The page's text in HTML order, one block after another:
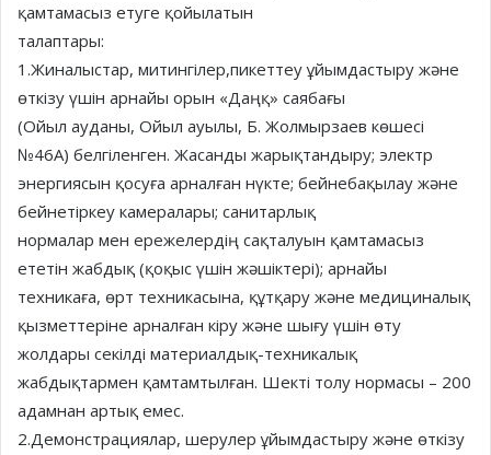
қамтамасыз етуге қойылатын
талаптары:
1.Жиналыстар, митингілер,пикеттеу ұйымдастыру және
өткізу үшін арнайы орын «Даңқ» саябағы
(Ойыл ауданы, Ойыл ауылы, Б. Жолмырзаев көшесі
№46А) белгіленген. Жасанды жарықтандыру; электр
энергиясын қосуға арналған нүкте; бейнебақылау және
бейнетіркеу камералары; санитарлық
нормалар мен ережелердің сақталуын қамтамасыз
ететін жабдық (қоқыс үшін жәшіктері); арнайы
техникаға, өрт техникасына, құтқару және медициналық
қызметтеріне арналған кіру және шығу үшін өту
жолдары секілді материалдық-техникалық
жабдықтармен қамтамтылған. Шекті толу нормасы – 200
адамнан артық емес.
2.Демонстрациялар, шерулер ұйымдастыру және өткізу